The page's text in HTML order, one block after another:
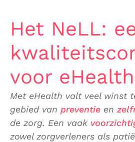
Het NeLL:
voor eHealth
Met eHealth valt veel winst
gebied van preventie en
de zorg. Een vaak
zowel zorgverleners als